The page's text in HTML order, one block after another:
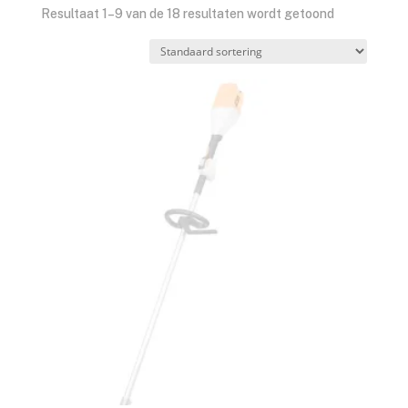
Resultaat 1–9 van de 18 resultaten wordt getoond